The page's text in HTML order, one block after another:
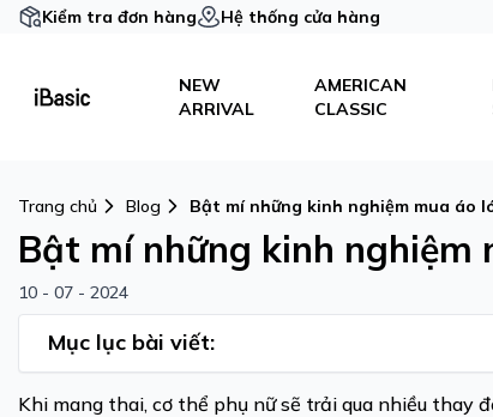
Kiểm tra đơn hàng Hệ thống cửa hàng
NEW
ARRIVAL
AMERICAN
CLASSIC
Trang chủ Blog Bật mí những kinh nghiệm mua áo
Bật mí những kinh nghiệm
10 - 07 - 2024
Mục lục bài viết:
Khi mang thai, cơ thể phụ nữ sẽ trải qua nhiều thay